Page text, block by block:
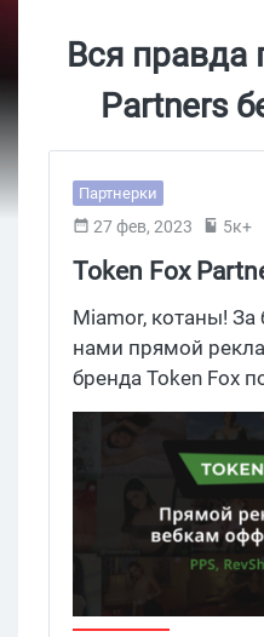
Вся правда
Partners
Партнерки
27 фев, 2023 5к+
Token Fox
рекламодатель
Token Fox
Miamor, котаны! За
нами прямой
бренда Token Fox
RevShare
заинтересовать
которые
полную,
после основного
также стоит
считается самой